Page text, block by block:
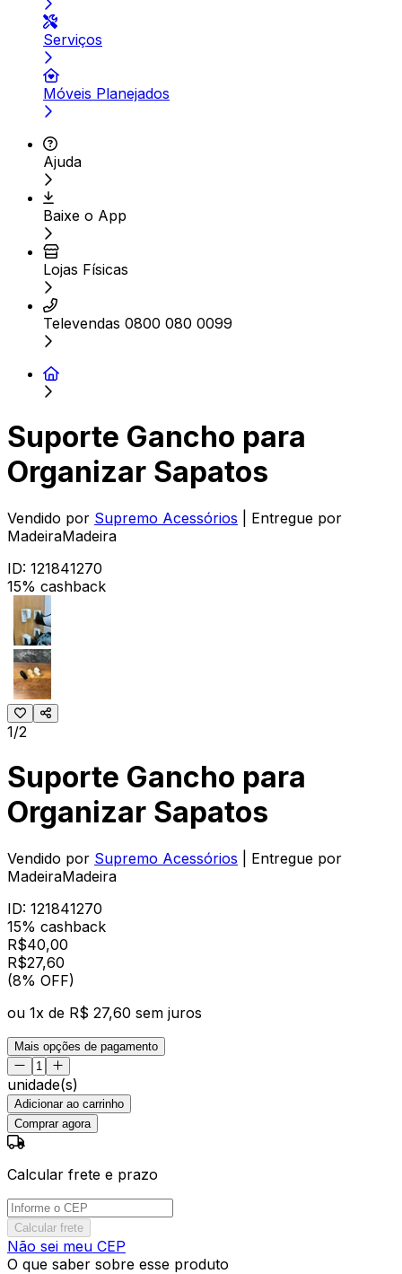
Serviços
Móveis Planejados
Ajuda
Baixe o App
Lojas Físicas
Televendas 0800 080 0099
Suporte Gancho para
Organizar Sapatos
Vendido por Supremo Acessórios
| Entregue por
MadeiraMadeira
ID: 121841270
15% cashback
1/2
Suporte Gancho para
Organizar Sapatos
Vendido por Supremo Acessórios
| Entregue por
MadeiraMadeira
ID: 121841270
15% cashback
R$40,00
R$27,60
(8% OFF)
ou 1x de R$ 27,60 sem juros
Mais opções de pagamento
unidade(s)
Adicionar ao carrinho
Comprar agora
Calcular frete e prazo
Calcular frete
Não sei meu CEP
O que saber sobre esse produto